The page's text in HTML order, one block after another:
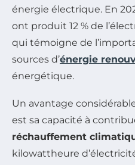
énergie électrique. En
ont produit 12 % de
qui témoigne de
sources d’énergie
énergétique.
Un avantage
est sa capacité à
réchauffement
kilowattheure